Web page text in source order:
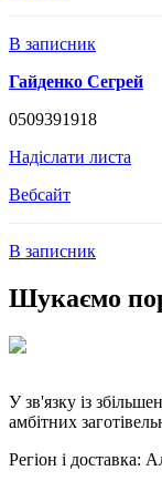
В записник
Гайденко Сегрей
0509391918
Надіслати листа
Вебсайт
В записник
Шукаємо
У зв'язку із
амбітних
Регіон і доставка: